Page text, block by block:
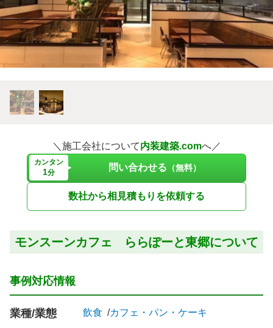
＼施工会社について内装建築.comへ／
カンタン
1分 問い合わせる （無料）
数社から相見積もりを依頼する
モンスーンカフェ ららぽーと東郷について
事例対応情報
業種/業態 飲食 カフェ・パン・ケーキ